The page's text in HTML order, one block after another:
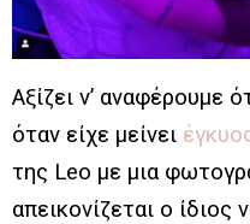
Αξίζει ν’ αναφέρουμε
όταν είχε μείνει
της Leo με μια
απεικονίζεται ο